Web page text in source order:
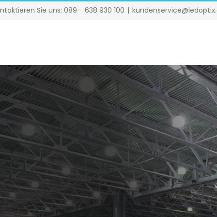
Sie uns: 089 - 638 930 100 |